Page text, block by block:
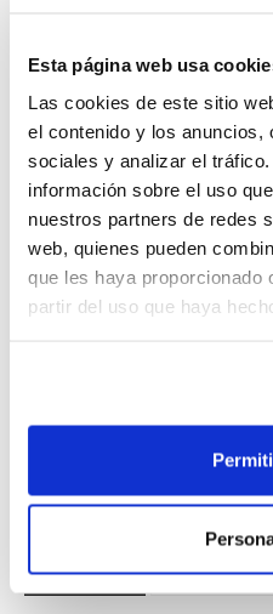
Esta página web usa
Las cookies de este sitio
el contenido y los anuncios,
sociales y analizar el
información sobre el uso
nuestros partners de redes
web, quienes pueden
que les haya proporcionado
partir del uso que haya
Distribución de grupos
Una vez cerradas las
primera fase en las
Benjamín, nos
siguiente fase: la
equipos a cada
ETIQUETAS